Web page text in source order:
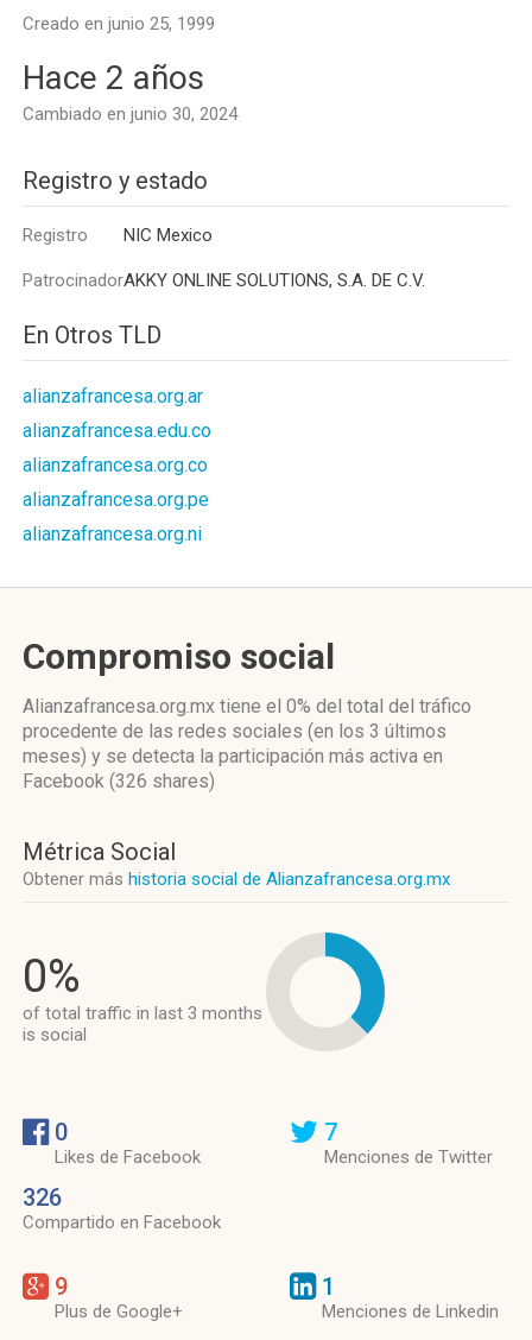
Creado en junio 25, 1999
Hace 2 años
Cambiado en junio 30, 2024
Registro y estado
Registro NIC Mexico
PatrocinadorAKKY ONLINE SOLUTIONS, S.A. DE C.V.
En Otros TLD
alianzafrancesa.org.ar
alianzafrancesa.edu.co
alianzafrancesa.org.co
alianzafrancesa.org.pe
alianzafrancesa.org.ni
Compromiso social
Alianzafrancesa.org.mx tiene el 0% del total del tráfico
procedente de las redes sociales (en los 3 últimos
meses) y se detecta la participación más activa en
Facebook (326 shares)
Métrica Social
Obtener más historia social de Alianzafrancesa.org.mx
0%
of total traffic in last 3 months
is social
0
Likes de Facebook
326
Compartido en Facebook
7
Menciones de Twitter
9
Plus de Google+
1
Menciones de Linkedin